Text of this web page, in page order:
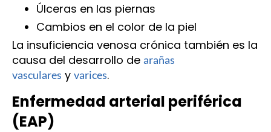
Úlceras en las piernas
Cambios en el color de la piel
La insuficiencia venosa crónica también es la
causa del desarrollo de arañas
vasculares y varices.
Enfermedad arterial periférica
(EAP)